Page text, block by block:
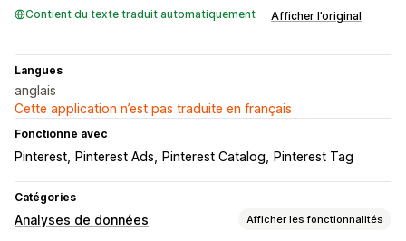
Contient du texte traduit automatiquement Afficher l’original
Langues
anglais
Cette application n’est pas traduite en français
Fonctionne avec
Pinterest Pinterest Ads Pinterest Catalog Pinterest Tag
Catégories
Analyses de données Afficher les fonctionnalités